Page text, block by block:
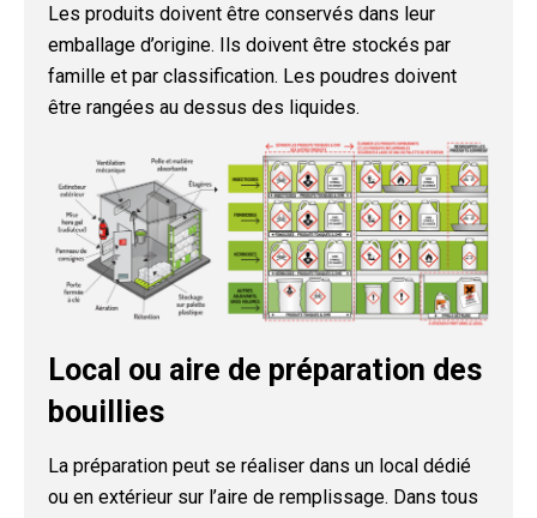
Les produits doivent être conservés dans leur
emballage d’origine. Ils doivent être stockés par
famille et par classification. Les poudres doivent
être rangées au dessus des liquides.
Local ou aire de préparation des
bouillies
La préparation peut se réaliser dans un local dédié
ou en extérieur sur l’aire de remplissage. Dans tous